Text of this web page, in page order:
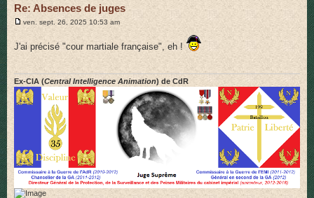
Re: Absences de juges
M
s
ven. sept. 26, 2025 10:53 am
J'ai précisé "cour martiale française", eh !
Ex-CIA (Central Intelligence Animation) de CdR